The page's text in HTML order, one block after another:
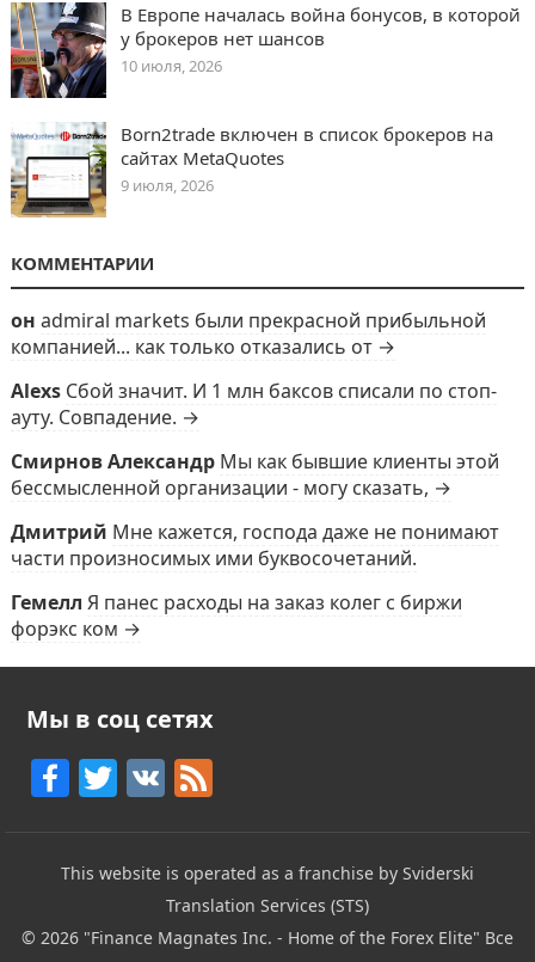
В Европе началась война бонусов, в которой
у брокеров нет шансов
10 июля, 2026
Born2trade включен в список брокеров на
сайтах MetaQuotes
9 июля, 2026
КОММЕНТАРИИ
он admiral markets были прекрасной прибыльной
компанией... как только отказались от →
Alexs Сбой значит. И 1 млн баксов списали по стоп-
ауту. Совпадение. →
Смирнов Александр Мы как бывшие клиенты этой
бессмысленной организации - могу сказать, →
Дмитрий Мне кажется, господа даже не понимают
части произносимых ими буквосочетаний.
Гемелл Я панес расходы на заказ колег с биржи
форэкс ком →
Мы в соц сетях
F
c
e
b
T
itt
er
V F
e
d
This website is operated as a franchise by Sviderski
Translation Services (STS)
© 2026 "Finance Magnates Inc. - Home of the Forex Elite" Все